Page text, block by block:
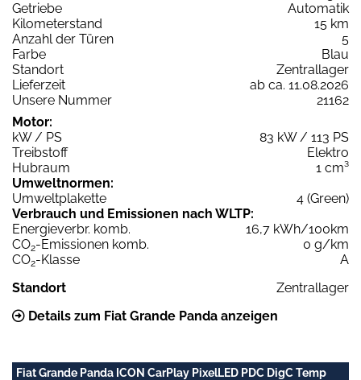
Getriebe
Automatik
Kilometerstand
15 km
Anzahl der Türen
5
Farbe
Blau
Standort
Zentrallager
Lieferzeit
ab ca. 11.08.2026
Unsere Nummer
21162
Motor:
kW / PS
83 kW / 113 PS
Treibstoff
Elektro
Hubraum
1 cm³
Umweltnormen:
Umweltplakette
4 (Green)
Verbrauch und Emissionen nach WLTP:
Energieverbr. komb.
16,7 kWh/100km
CO2-Emissionen komb.
0 g/km
CO2-Klasse
A
Standort
Zentrallager
Details zum Fiat Grande Panda anzeigen
Fiat Grande Panda ICON CarPlay PixelLED PDC DigC Temp